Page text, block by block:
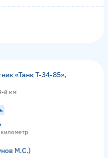
«‎Танк Т-34-85»,
й км
М.С.)